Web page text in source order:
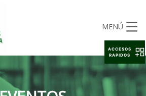
MENÚ
ACCESOS
RAPIDOS